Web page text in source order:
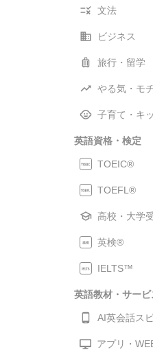
文法
ビジネス
旅行・留学
やる気・モ
子育て・キ
英語資格・検定
TOEIC®
TOEFL®
高校・大学
英検®
IELTS™
英語教材・サービ
AI英会話ス
アプリ・